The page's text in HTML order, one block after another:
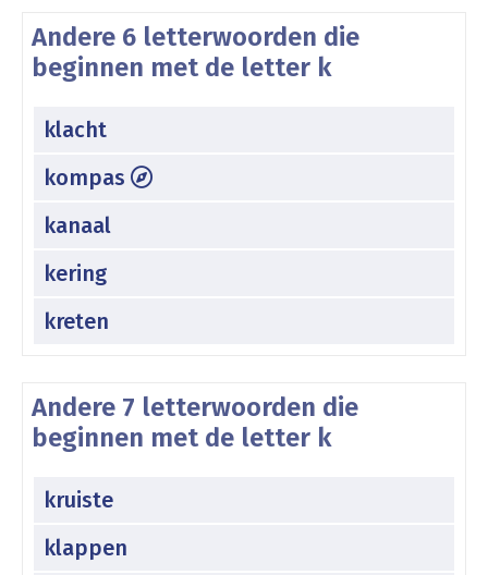
Andere 6 letterwoorden die
beginnen met de letter k
klacht
kompas
kanaal
kering
kreten
Andere 7 letterwoorden die
beginnen met de letter k
kruiste
klappen